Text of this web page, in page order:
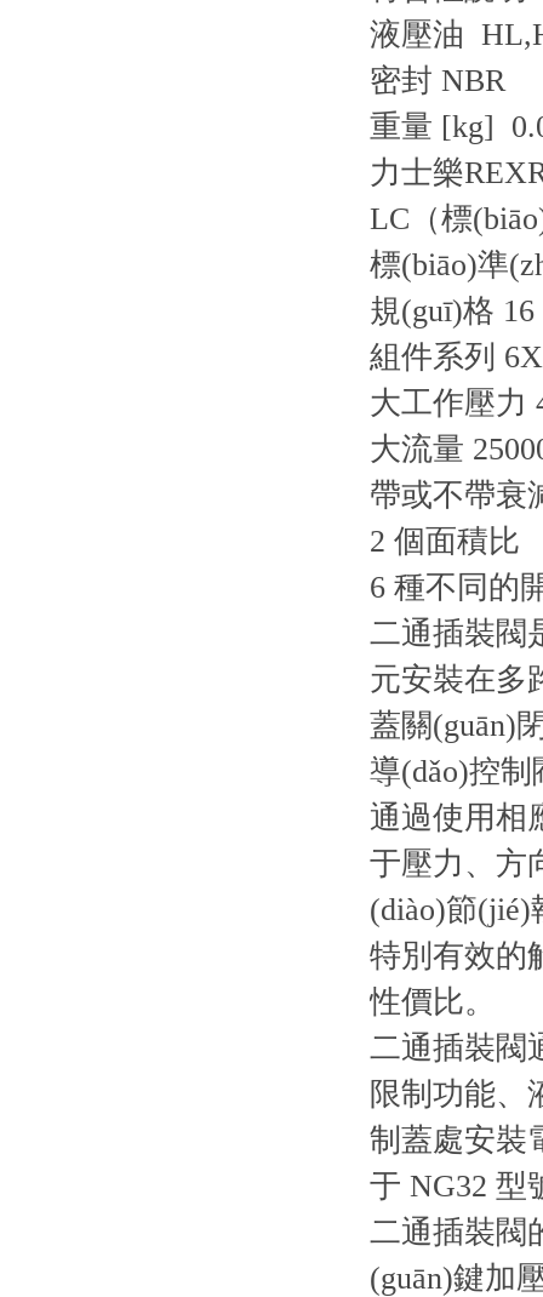
液壓油
密封 NBR
重量 [kg]
力士樂
LC（標
標(biāo)準
規(guī)格
組件系列
大工作壓力
大流量
帶或不帶衰
2 個面積比
6 種不同的
二通插裝閥
元安裝在多
蓋關(guān)閉
導(dǎo)控
通過使用相
于壓力、方
(diào)節
特別有效的
性價比。
二通插裝閥
限制功能、
制蓋處安裝
于 NG32 型號
二通插裝閥
(guān)鍵加